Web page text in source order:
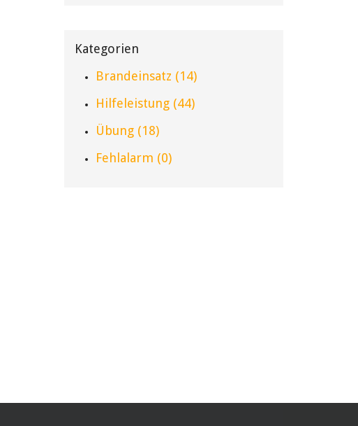
Kategorien
Brandeinsatz (14)
Hilfeleistung (44)
Übung (18)
Fehlalarm (0)